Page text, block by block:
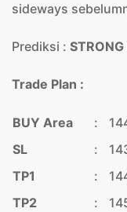
sideways
Prediksi :
Trade Plan :
BUY Area :
SL
:
TP1
:
TP2
: